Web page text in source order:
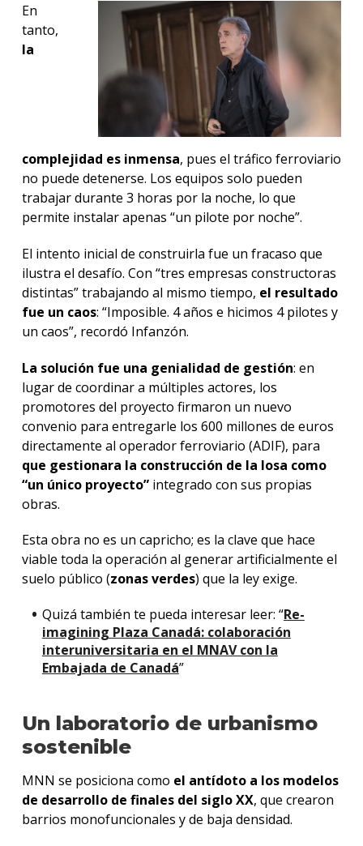
En
tanto,
la
complejidad es inmensa, pues el tráfico ferroviario
no puede detenerse. Los equipos solo pueden
trabajar durante 3 horas por la noche, lo que
permite instalar apenas “un pilote por noche”.
El intento inicial de construirla fue un fracaso que
ilustra el desafío. Con “tres empresas constructoras
distintas” trabajando al mismo tiempo, el resultado
fue un caos: “Imposible. 4 años e hicimos 4 pilotes y
un caos”, recordó Infanzón.
La solución fue una genialidad de gestión: en
lugar de coordinar a múltiples actores, los
promotores del proyecto firmaron un nuevo
convenio para entregarle los 600 millones de euros
directamente al operador ferroviario (ADIF), para
que gestionara la construcción de la losa como
“un único proyecto”integrado con sus propias
obras.
Esta obra no es un capricho; es la clave que hace
viable toda la operación al generar artificialmente el
suelo público (zonas verdes) que la ley exige.
Quizá también te pueda interesar leer: “Re-
imagining Plaza Canadá: colaboración
interuniversitaria en el MNAV con la
Embajada de Canadá”
Un laboratorio de urbanismo
sostenible
MNN se posiciona como el antídoto a los modelos
de desarrollo de finales del siglo XX, que crearon
barrios monofuncionales y de baja densidad.